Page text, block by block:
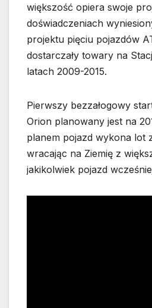
większość opiera swoje
doświadczeniach
projektu pięciu pojazdów
dostarczały towary na
latach 2009-2015.
Pierwszy bezzałogowy
Orion planowany jest na
planem pojazd wykona lot
wracając na Ziemię z
jakikolwiek pojazd